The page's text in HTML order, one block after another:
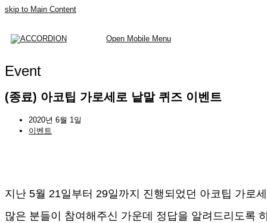
skip to Main Content
Open Mobile Menu
Event
(종료) 아코팁 가로세로 낱말 퀴즈 이벤트
2020년 6월 1일
이벤트
지난 5월 21일부터 29일까지 진행되었던 아코팁 가로
많은 분들이 참여해주신 가운데 정답을 알려드리도록